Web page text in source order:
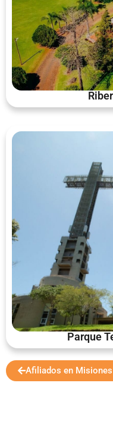
Parque
Afiliados en Misiones